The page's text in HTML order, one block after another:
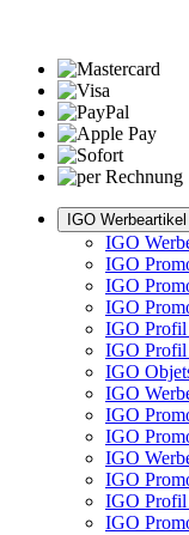
IGO
IGO
IGO
IGO
IGO
IGO Profil
IGO Profil
IGO
IGO
IGO
IGO
IGO
IGO
IGO
IGO